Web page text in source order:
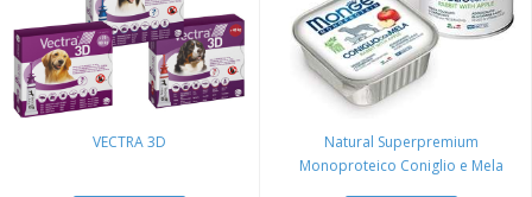
VECTRA 3D
Natural Superpremium
Monoproteico Coniglio e Mela